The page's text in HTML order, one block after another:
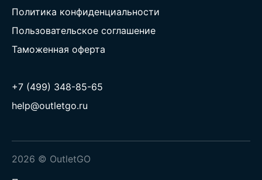
Политика конфиденциальности
Пользовательское соглашение
Таможенная оферта
+7 (499) 348-85-65
help@outletgo.ru
2026 © OutletGO